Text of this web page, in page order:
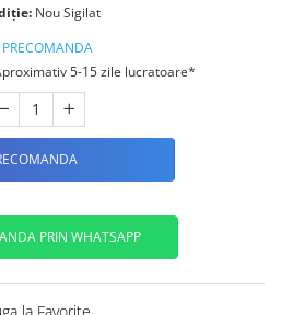
Nou Sigilat
PRECOMANDA
5-15 zile lucratoare*
PRIN WHATSAPP
la Favorite